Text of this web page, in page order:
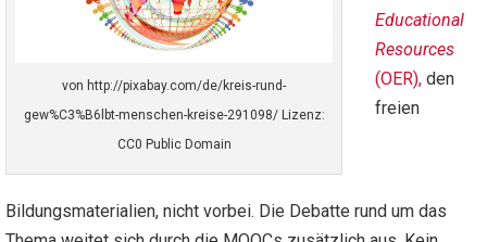
von http://pixabay.com/de/kreis-rund-
gew%C3%B6lbt-menschen-kreise-291098/ Lizenz:
CC0 Public Domain
Educational
Resources
(OER), den
freien
Bildungsmaterialien, nicht vorbei. Die Debatte rund um das